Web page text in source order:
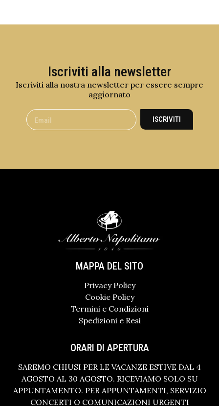
Iscriviti alla newsletter
Iscriviti alla nostra newsletter per essere sempre
aggiornato
ISCRIVITI
MAPPA DEL SITO
Privacy Policy
Cookie Policy
Termini e Condizioni
Spedizioni e Resi
ORARI DI APERTURA
SAREMO CHIUSI PER LE VACANZE ESTIVE DAL 4
AGOSTO AL 30 AGOSTO. RICEVIAMO SOLO SU
APPUNTAMENTO. PER APPUNTAMENTI, SERVIZIO
CONCERTI O COMUNICAZIONI URGENTI